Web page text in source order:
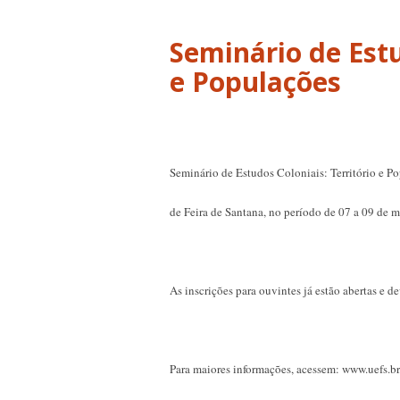
Seminário de
Seminário de Estudos Coloniais: Território e
de Feira de Santana, no período de 07 a 09 de
As inscrições para ouvintes já estão abertas e
Para maiores informações, acessem: